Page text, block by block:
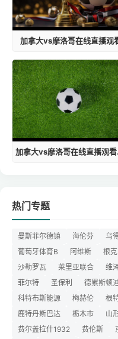
加拿大vs摩洛哥在线直播观
加
热门专题
曼斯菲尔德镇 海伦芬 乌
葡萄牙体育B
阿维斯 根克
沙勒罗瓦
莱里亚联合 维
菲尔特
圣保利 德累斯顿
科特布斯能源
梅赫伦 根
鹿特丹斯巴达
栃木市 山
费尔盖拉什1932
费伦斯